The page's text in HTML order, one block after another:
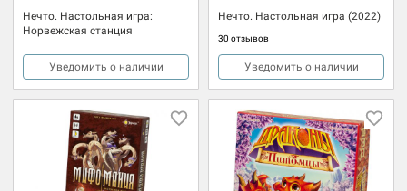
Нечто. Настольная игра:
Норвежская станция
Уведомить о наличии
Нечто. Настольная игра (2022)
30 отзывов
Уведомить о наличии